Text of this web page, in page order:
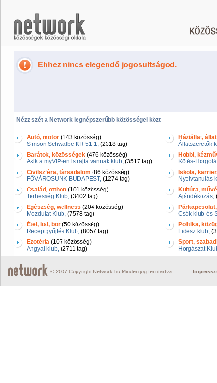
Ehhez nincs elegendő jogosultságod.
Nézz szét a Network legnépszerűbb közösségei közt
Autó, motor (143 közösség)
Simson Schwalbe KR 51-1, (2318 tag)
Barátok, közösségek (476 közösség)
Akik a myVIP-en is rajta vannak klub, (3517 tag)
Civilszféra, társadalom (86 közösség)
FŐVÁROSUNK BUDAPEST, (1274 tag)
Család, otthon (101 közösség)
Terhesség Klub, (3402 tag)
Egészség, wellness (204 közösség)
Mozdulat Klub, (7578 tag)
Étel, ital, bor (50 közösség)
Receptgyűjtés Klub, (8057 tag)
Ezotéria (107 közösség)
Angyal klub, (2711 tag)
Háziállat,
Állatszeretők
Hobbi,
Kötés-
Iskola,
Nyelvtanulás
Kultúra,
Ajándékozás,
Csók klub-és
Politika,
Fidesz klub,
Sport,
Horgászat
© 2007 Copyright Network.hu Minden jog fenntartva.